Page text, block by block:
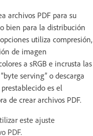
archivos PDF para su
bien para la distribución
utiliza compresión,
de imagen
a sRGB e incrusta las
serving” o descarga
es el
de crear archivos PDF.
este ajuste
PDF.